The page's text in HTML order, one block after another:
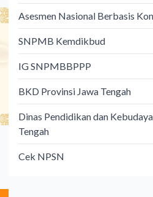
Asesmen Nasional Berbasis
SNPMB Kemdikbud
IG SNPMBBPPP
BKD Provinsi Jawa Tengah
Dinas Pendidikan dan
Tengah
Cek NPSN